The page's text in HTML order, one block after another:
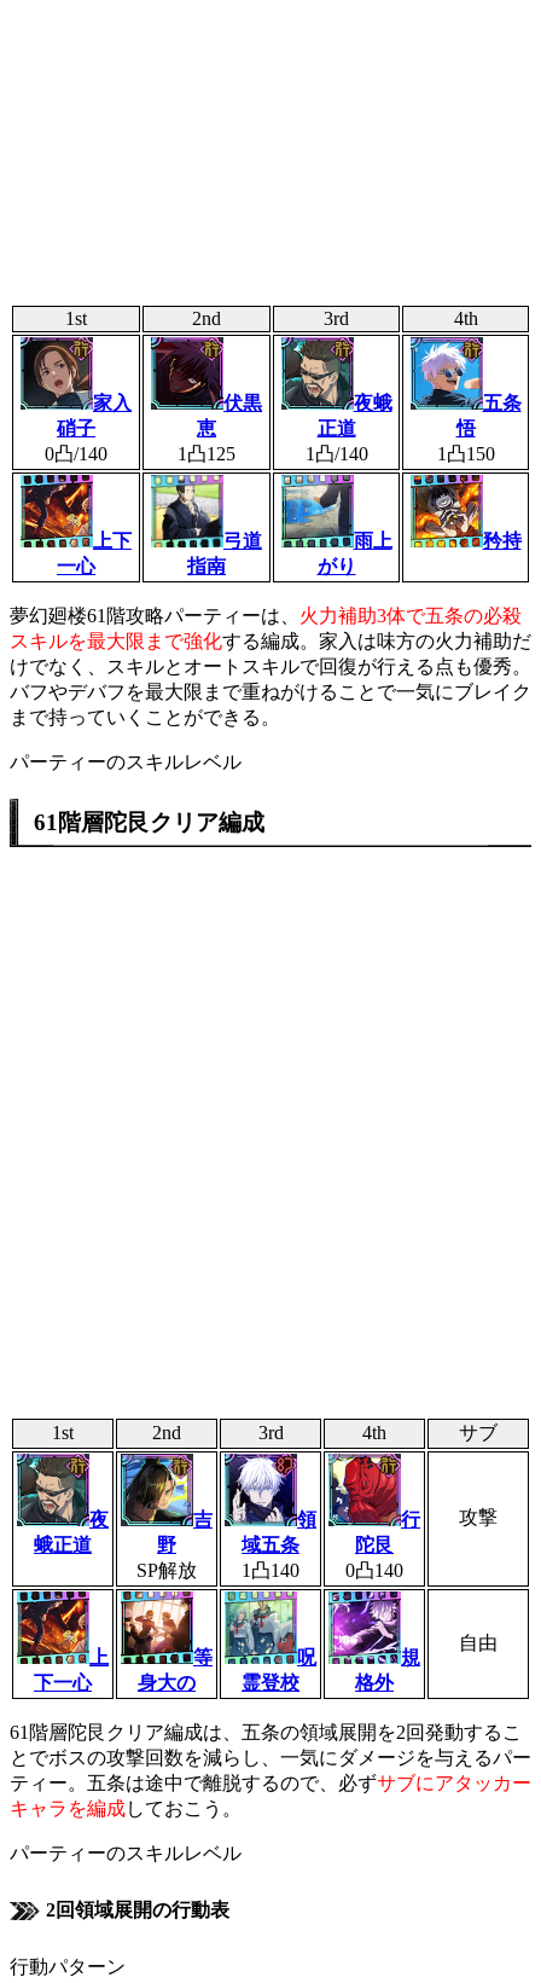
1st 2nd 3rd 4th
家入
硝子
0凸/140
伏黒
恵
1凸125
夜蛾
正道
1凸/140
五条
悟
1凸150
上下
一心
弓道
指南
雨上
がり
矜持
夢幻廻楼61階攻略パーティーは、 火力補助3体で五条の必殺
スキルを最大限まで強化する編成。家入は味方の火力補助だ
けでなく、スキルとオートスキルで回復が行える点も優秀。
バフやデバフを最大限まで重ねがけることで一気にブレイク
まで持っていくことができる。
パーティーのスキルレベル
61階層陀艮クリア編成
1st 2nd 3rd 4th サブ
夜
蛾正道
吉
野
SP解放
領
域五条
1凸140
行
陀艮
0凸140
攻撃
上
下一心
等
身大の
呪
霊登校
規
格外
自由
61階層陀艮クリア編成は、五条の領域展開を2回発動するこ
とでボスの攻撃回数を減らし、一気にダメージを与えるパー
ティー。五条は途中で離脱するので、必ずサブにアタッカー
キャラを編成しておこう。
パーティーのスキルレベル
2回領域展開の行動表
行動パターン